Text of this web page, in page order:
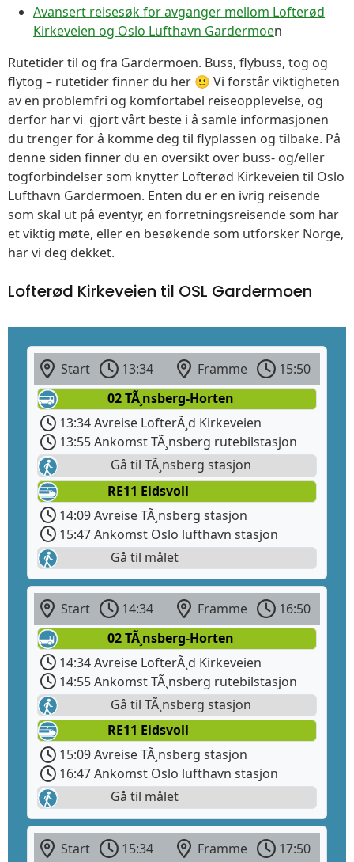
Avansert reisesøk for avganger mellom Lofterød
Kirkeveien og Oslo Lufthavn Gardermoen
Rutetider til og fra Gardermoen. Buss, flybuss, tog og
flytog – rutetider finner du her 🙂 Vi forstår viktigheten
av en problemfri og komfortabel reiseopplevelse, og
derfor har vi gjort vårt beste i å samle informasjonen
du trenger for å komme deg til flyplassen og tilbake. På
denne siden finner du en oversikt over buss- og/eller
togforbindelser som knytter Lofterød Kirkeveien til Oslo
Lufthavn Gardermoen. Enten du er en ivrig reisende
som skal ut på eventyr, en forretningsreisende som har
et viktig møte, eller en besøkende som utforsker Norge,
har vi deg dekket.
Lofterød Kirkeveien til OSL Gardermoen
Start 13:34 Framme
15:50
02 TÃ¸nsberg-Horten
13:34 Avreise LofterÃ¸d Kirkeveien
13:55 Ankomst TÃ¸nsberg rutebilstasjon
Gå til TÃ¸nsberg stasjon
RE11 Eidsvoll
14:09 Avreise TÃ¸nsberg stasjon
15:47 Ankomst Oslo lufthavn stasjon
Gå til målet
Start 14:34 Framme
16:50
02 TÃ¸nsberg-Horten
14:34 Avreise LofterÃ¸d Kirkeveien
14:55 Ankomst TÃ¸nsberg rutebilstasjon
Gå til TÃ¸nsberg stasjon
RE11 Eidsvoll
15:09 Avreise TÃ¸nsberg stasjon
16:47 Ankomst Oslo lufthavn stasjon
Gå til målet
Start 15:34 Framme
17:50